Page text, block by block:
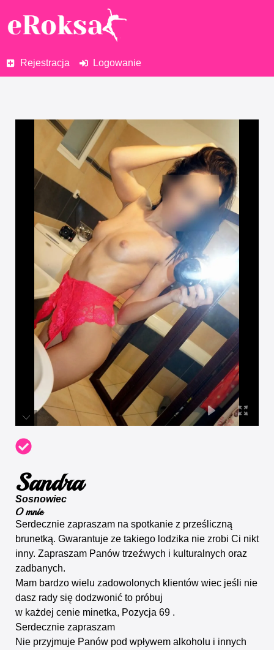
Rejestracja Logowanie
Sandra
Sosnowiec
O mnie
Serdecznie zapraszam na spotkanie z prześliczną
brunetką. Gwarantuje ze takiego lodzika nie zrobi Ci nikt
inny. Zapraszam Panów trzeźwych i kulturalnych oraz
zadbanych.
Mam bardzo wielu zadowolonych klientów wiec jeśli nie
dasz rady się dodzwonić to próbuj
w każdej cenie minetka, Pozycja 69 .
Serdecznie zapraszam
Nie przyjmuje Panów pod wpływem alkoholu i innych